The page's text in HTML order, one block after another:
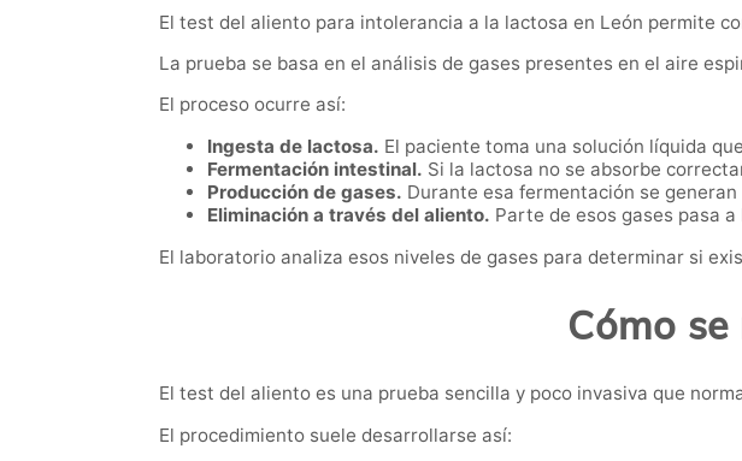
El test del aliento para intolerancia a la lactosa en León permite
La prueba se basa en el análisis de gases presentes en el aire
El proceso ocurre así:
Ingesta de lactosa. El paciente toma una solución líquida
Fermentación intestinal. Si la lactosa no se absorbe
Producción de gases. Durante esa fermentación se
Eliminación a través del aliento. Parte de esos gases pasa
El laboratorio analiza esos niveles de gases para determinar si
Cómo
El test del aliento es una prueba sencilla y poco invasiva que
El procedimiento suele desarrollarse así: